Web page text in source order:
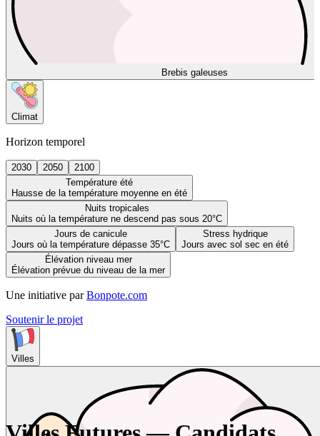
Brebis galeuses
Climat
Horizon temporel
2030 2050
2100
Température été
Hausse de la température moyenne en été
Nuits tropicales
Nuits où la température ne descend pas sous 20°C
Jours de canicule
Jours où la température dépasse 35°C
Stress hydrique
Jours avec sol sec en été
Élévation niveau mer
Élévation prévue du niveau de la mer
Une initiative par Bonpote.com
Soutenir le projet
Villes